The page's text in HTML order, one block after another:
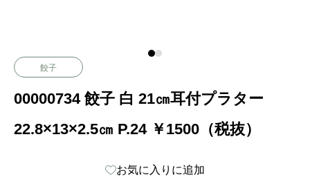
餃子
00000734 餃子 白 21㎝耳付プラター
22.8×13×2.5㎝ P.24 ￥1500（税抜）
お気に入りに追加